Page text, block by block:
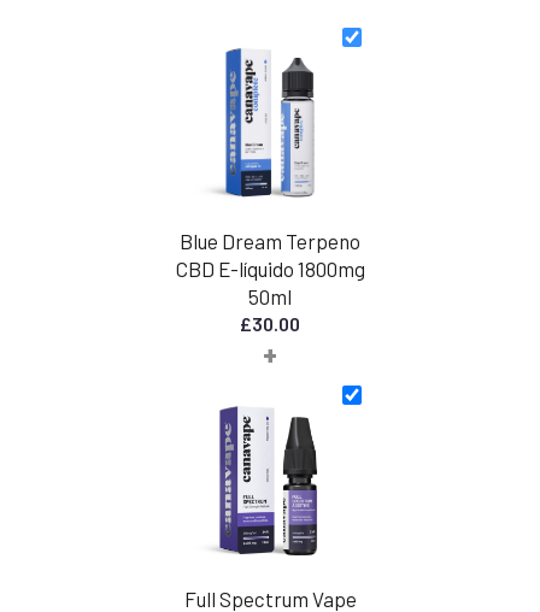
Blue Dream Terpeno
CBD E-líquido 1800mg
50ml
£30.00
+
Full Spectrum Vape